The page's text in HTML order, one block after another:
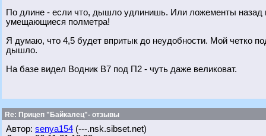
По длине - если что, дышло удлинишь. Или ложементы назад
умещающиеся полметра!
Я думаю, что 4,5 будет впритык до неудобности. Мой четко
дышло.
На базе видел Водник В7 под П2 - чуть даже великоват.
Re: Прицеп "Байкалец"- отзывы
Автор: senya154 (---.nsk.sibset.net)